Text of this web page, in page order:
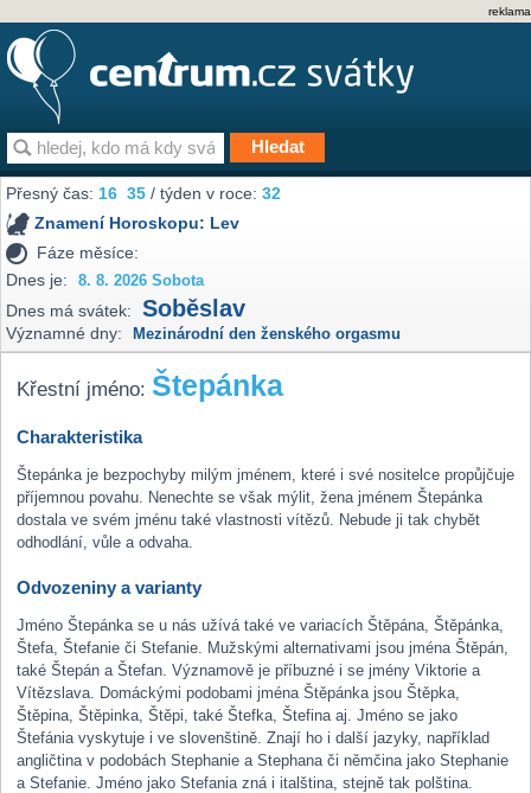
reklama
Přesný čas:16 35 / týden v roce:32
Znamení Horoskopu: Lev
Fáze měsíce:
Dnes je:
8. 8. 2026 Sobota
Dnes má svátek: Soběslav
Významné dny: Mezinárodní den ženského orgasmu
Křestní jméno: Štepánka
Charakteristika
Štepánka je bezpochyby milým jménem, které i své nositelce propůjčuje
příjemnou povahu. Nenechte se však mýlit, žena jménem Štepánka
dostala ve svém jménu také vlastnosti vítězů. Nebude ji tak chybět
odhodlání, vůle a odvaha.
Odvozeniny a varianty
Jméno Štepánka se u nás užívá také ve variacích Štěpána, Štěpánka,
Štefa, Štefanie či Stefanie. Mužskými alternativami jsou jména Štěpán,
také Štepán a Štefan. Významově je příbuzné i se jmény Viktorie a
Vítězslava. Domáckými podobami jména Štěpánka jsou Štěpka,
Štěpina, Štěpinka, Štěpi, také Štefka, Štefina aj. Jméno se jako
Štefánia vyskytuje i ve slovenštině. Znají ho i další jazyky, například
angličtina v podobách Stephanie a Stephana či němčina jako Stephanie
a Stefanie. Jméno jako Stefania zná i italština, stejně tak polština.